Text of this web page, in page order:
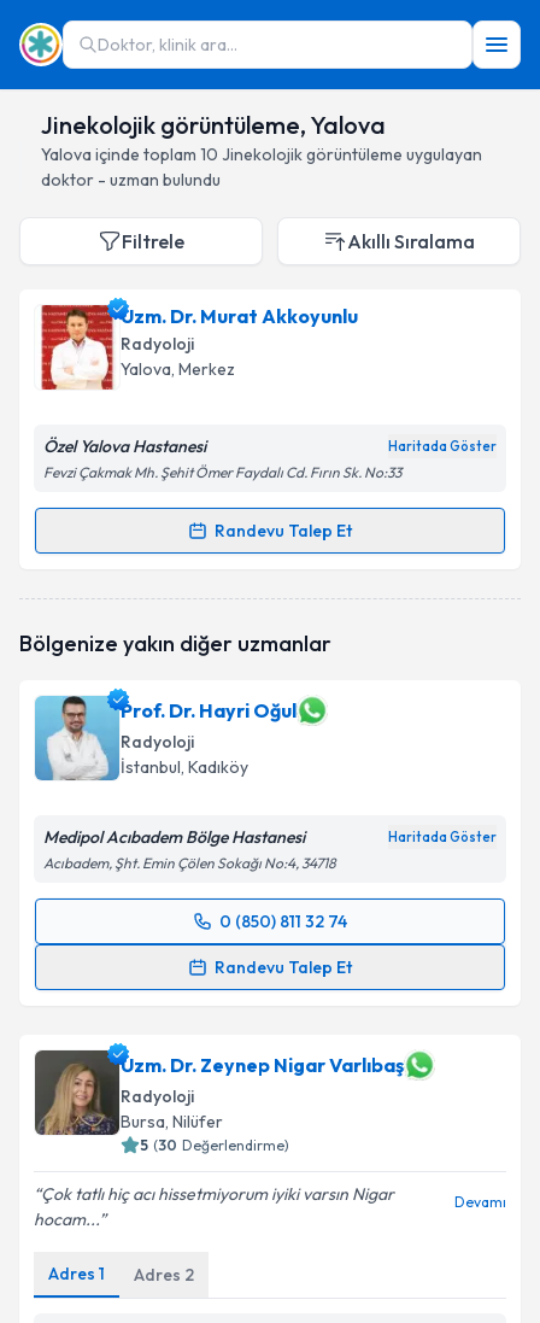
Doktor, klinik ara...
Jinekolojik görüntüleme, Yalova
Yalova içinde toplam 10 Jinekolojik görüntüleme uygulayan
doktor - uzman bulundu
Filtrele Akıllı Sıralama
Uzm. Dr. Murat Akkoyunlu
Radyoloji
Yalova, Merkez
Özel Yalova Hastanesi Haritada Göster
Fevzi Çakmak Mh. Şehit Ömer Faydalı Cd. Fırın Sk. No:33
Randevu Talep Et
Randevu Takvimi Talebi
talebi oluşturun. Size bu uzmandan randevu almanız
bilgilendireceğiz.
E-posta Adresiniz
Kişisel verilerimin işlenmesine ilişkin
kapsamda işlenmesini kabul ediyorum.
Takvim Talebini Gönder
Bölgenize yakın diğer uzmanlar
Prof. Dr. Hayri Oğul
Radyoloji
İstanbul, Kadıköy
Medipol Acıbadem Bölge Hastanesi Haritada Göster
Acıbadem, Şht. Emin Çölen Sokağı No:4, 34718
0 (850) 811 32 74
Randevu Talep Et
Randevu Takvimi Talebi
takvim hazırlandığında e-posta ile bilgilendireceğiz.
E-posta Adresiniz
kapsamda işlenmesini kabul ediyorum.
Uzm. Dr. Zeynep Nigar Varlıbaş
Radyoloji
Bursa, Nilüfer
5 (30 Değerlendirme)
Çok tatlı hiç acı hissetmiyorum iyiki varsın Nigar
hocam...
Devamı
Adres 1 Adres 2